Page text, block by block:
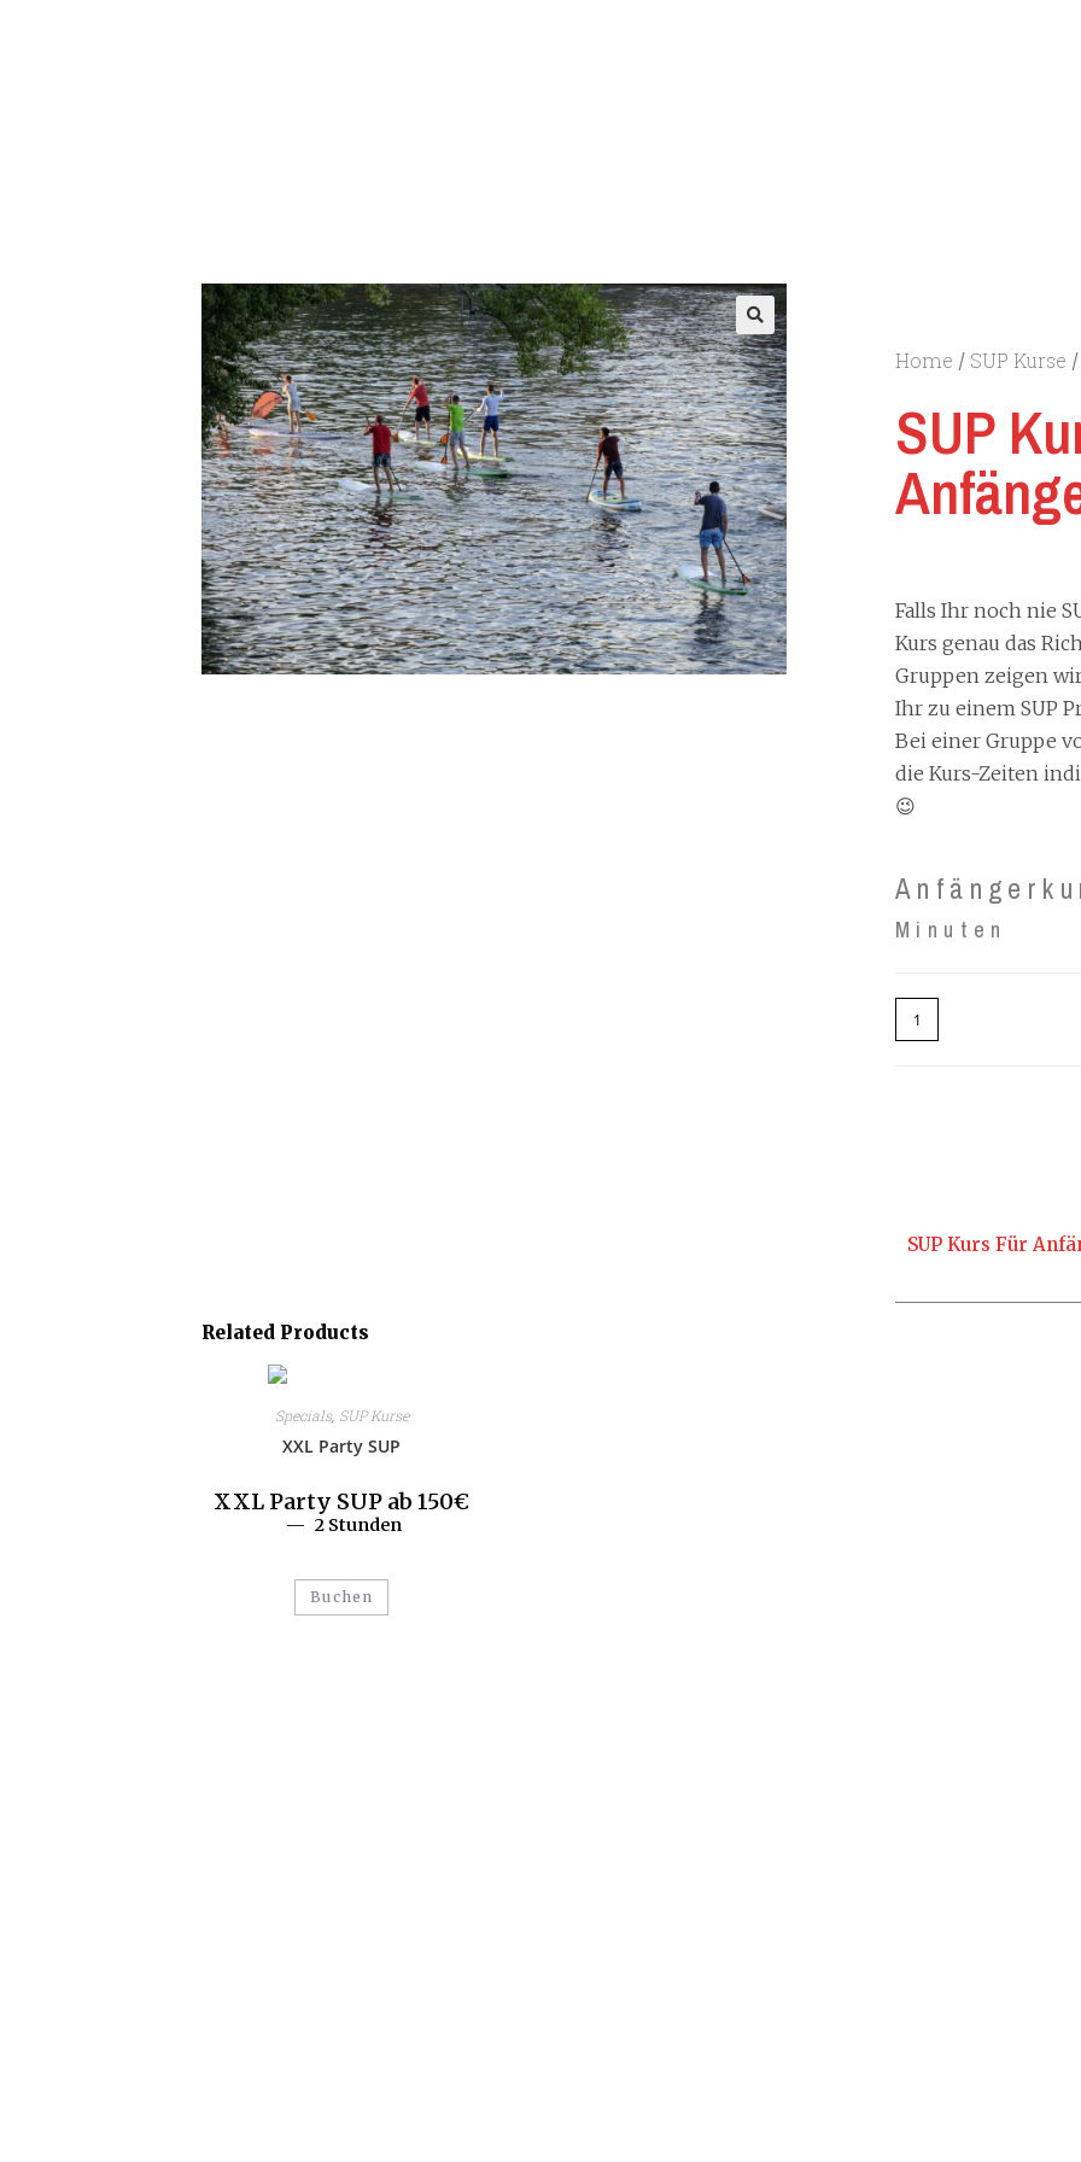
🔍 Home / SUP Kurse
SUP
Falls Ihr noch nie
Kurs genau das
Gruppen zeigen
Ihr zu einem SUP
Bei einer Gruppe
die Kurs-Zeiten
😉
Minuten
Related Products
Specials, SUP Kurse
XXL Party SUP
XXL Party SUP ab 150€
2 Stunden
Buchen
SUP Kurs Für